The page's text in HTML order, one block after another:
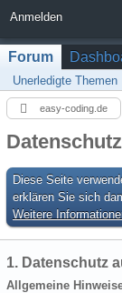
Anmelden
Forum
Unerledigte Themen
easy-coding.de
Diese Seite
erklären Sie sich
Weitere
1. Datenschutz
Allgemeine